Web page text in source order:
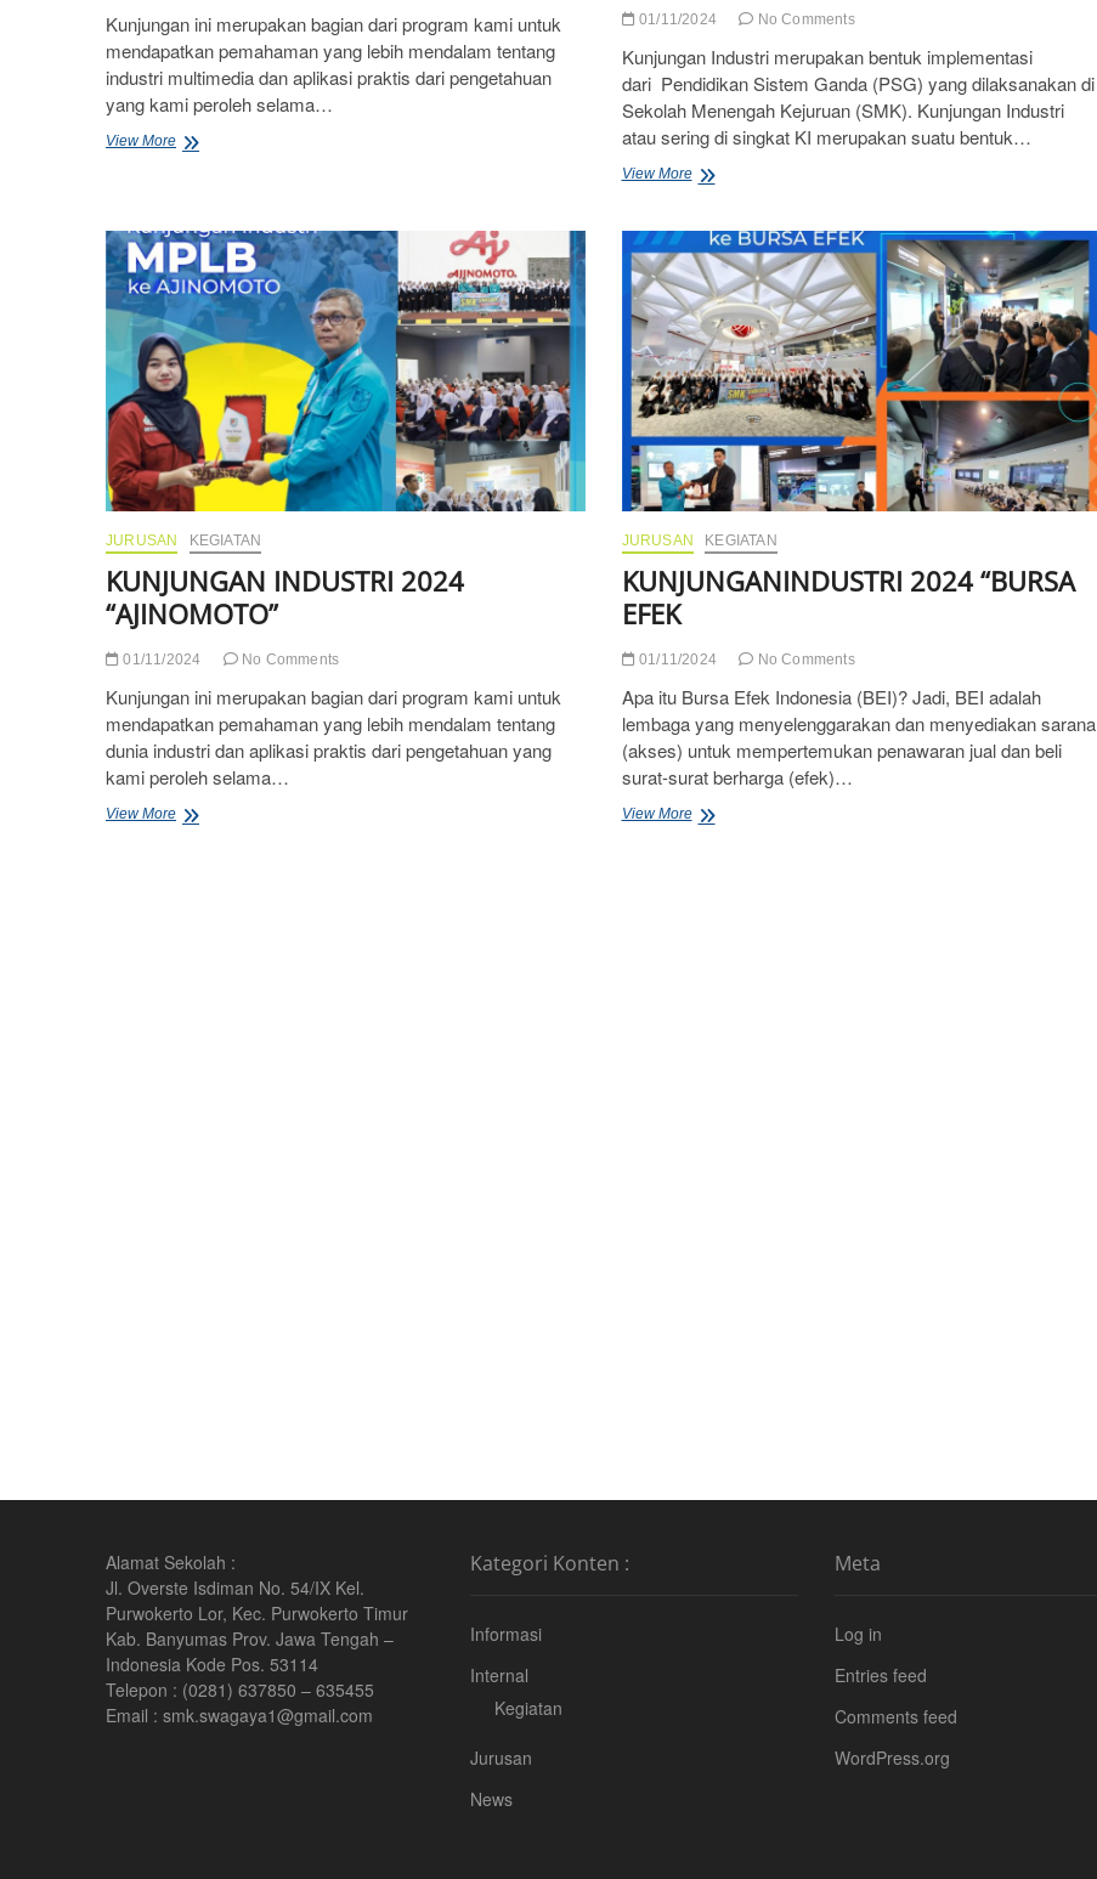
Kunjungan ini merupakan bagian dari program kami untuk
mendapatkan pemahaman yang lebih mendalam tentang
industri multimedia dan aplikasi praktis dari pengetahuan
yang kami peroleh selama…
View MoreKunjungan
01/11/2024 No Comments
Kunjungan Industri merupakan bentuk implementasi
dari Pendidikan Sistem Ganda (PSG) yang dilaksanakan di
Sekolah Menengah Kejuruan (SMK). Kunjungan Industri
atau sering di singkat KI merupakan suatu bentuk…
View MoreKUNJUNGAN
PT
Mada
Wikri
Tunggal”
JURUSAN KEGIATAN
KUNJUNGAN INDUSTRI 2024
“AJINOMOTO”
01/11/2024 No Comments
Kunjungan ini merupakan bagian dari program kami untuk
mendapatkan pemahaman yang lebih mendalam tentang
dunia industri dan aplikasi praktis dari pengetahuan yang
kami peroleh selama…
View MoreKUNJUNGAN
JURUSAN KEGIATAN
KUNJUNGANINDUSTRI 2024 “BURSA
EFEK
01/11/2024 No Comments
Apa itu Bursa Efek Indonesia (BEI)? Jadi, BEI adalah
lembaga yang menyelenggarakan dan menyediakan sarana
(akses) untuk mempertemukan penawaran jual dan beli
surat-surat berharga (efek)…
View MoreKUNJUNGANINDUSTRI
Alamat Sekolah :
Jl. Overste Isdiman No. 54/IX Kel.
Purwokerto Lor, Kec. Purwokerto Timur
Kab. Banyumas Prov. Jawa Tengah –
Indonesia Kode Pos. 53114
Telepon : (0281) 637850 – 635455
Email : smk.swagaya1@gmail.com
Kategori Konten :
Informasi
Internal
Kegiatan
Jurusan
News
Meta
Log in
Entries feed
Comments feed
WordPress.org